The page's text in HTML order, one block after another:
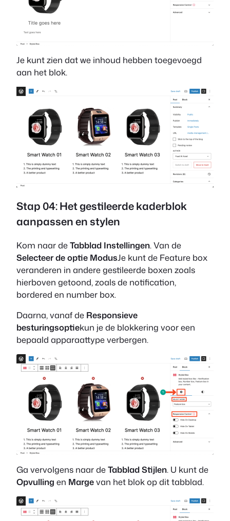
Je kunt zien dat we inhoud hebben toegevoegd
aan het blok.
Stap 04: Het gestileerde kaderblok
aanpassen en stylen
Kom naar deTabblad Instellingen. Van de
Selecteer de optie ModusJe kunt de Feature box
veranderen in andere gestileerde boxen zoals
hierboven getoond, zoals de notification,
bordered en number box.
Daarna, vanaf de Responsieve
besturingsoptiekun je de blokkering voor een
bepaald apparaattype verbergen.
Ga vervolgens naar deTabblad Stijlen. U kunt de
Opvulling en Margevan het blok op dit tabblad.